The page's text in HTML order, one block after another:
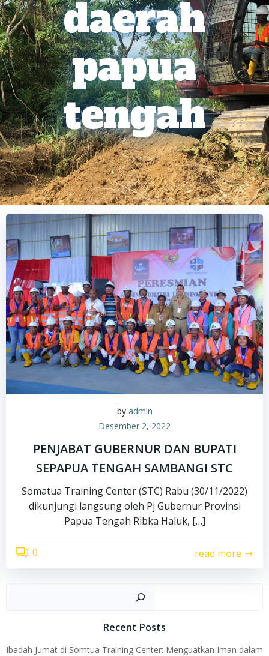
daerah
papua
tengah
by admin
Desember 2, 2022
PENJABAT GUBERNUR DAN BUPATI
SEPAPUA TENGAH SAMBANGI STC
Somatua Training Center (STC) Rabu (30/11/2022)
dikunjungi langsung oleh Pj Gubernur Provinsi
Papua Tengah Ribka Haluk, […]
0 read more
Recent Posts
Ibadah Jumat di Somtua Training Center: Menguatkan Iman dalam